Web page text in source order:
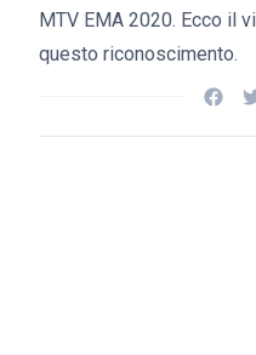
MTV EMA 2020. Ecco il
questo riconoscimento.